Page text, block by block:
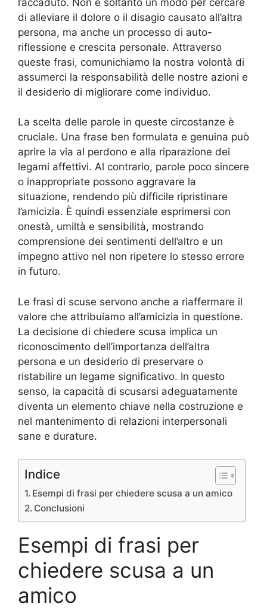
di alleviare il dolore o il disagio causato all’altra
persona, ma anche un processo di auto-
riflessione e crescita personale. Attraverso
queste frasi, comunichiamo la nostra volontà di
assumerci la responsabilità delle nostre azioni e
il desiderio di migliorare come individuo.
La scelta delle parole in queste circostanze è
cruciale. Una frase ben formulata e genuina può
aprire la via al perdono e alla riparazione dei
legami affettivi. Al contrario, parole poco sincere
o inappropriate possono aggravare la
situazione, rendendo più difficile ripristinare
l’amicizia. È quindi essenziale esprimersi con
onestà, umiltà e sensibilità, mostrando
comprensione dei sentimenti dell’altro e un
impegno attivo nel non ripetere lo stesso errore
in futuro.
Le frasi di scuse servono anche a riaffermare il
valore che attribuiamo all’amicizia in questione.
La decisione di chiedere scusa implica un
riconoscimento dell’importanza dell’altra
persona e un desiderio di preservare o
ristabilire un legame significativo. In questo
senso, la capacità di scusarsi adeguatamente
diventa un elemento chiave nella costruzione e
nel mantenimento di relazioni interpersonali
sane e durature.
Indice
Esempi di frasi per chiedere scusa a un amico
Conclusioni
Esempi di frasi per
chiedere scusa a un
amico